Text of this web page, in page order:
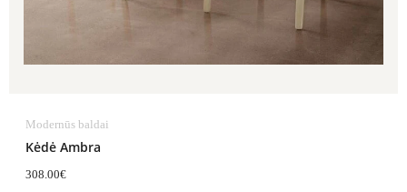
Modernūs baldai
Kėdė Ambra
308.00€